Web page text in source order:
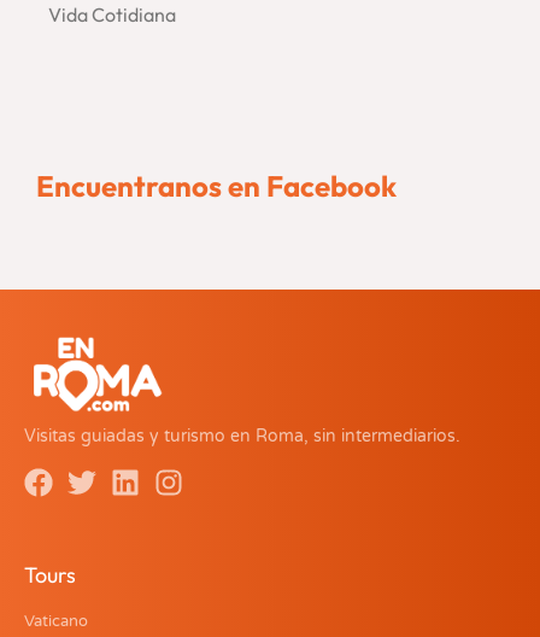
Vida Cotidiana
Encuentranos en Facebook
Visitas guiadas y turismo en Roma, sin intermediarios.
Tours
Vaticano